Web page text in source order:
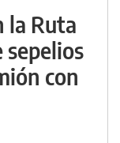
la Ruta
sepelios
con